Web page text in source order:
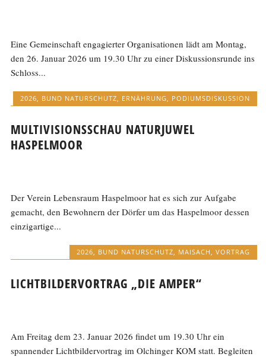
Eine Gemeinschaft engagierter Organisationen lädt am Montag,
den 26. Januar 2026 um 19.30 Uhr zu einer Diskussionsrunde ins
Schloss...
2026, BUND NATURSCHUTZ, ERNÄHRUNG, PODIUMSDISKUSSION
MULTIVISIONSSCHAU NATURJUWEL
HASPELMOOR
Der Verein Lebensraum Haspelmoor hat es sich zur Aufgabe
gemacht, den Bewohnern der Dörfer um das Haspelmoor dessen
einzigartige...
2026, BUND NATURSCHUTZ, MAISACH, VORTRAG
LICHTBILDERVORTRAG „DIE AMPER“
Am Freitag dem 23. Januar 2026 findet um 19.30 Uhr ein
spannender Lichtbildervortrag im Olchinger KOM statt. Begleiten